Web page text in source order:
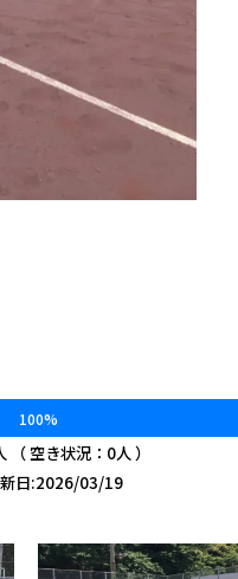
100%
（ 空き状況：0人 ）
日:2026/03/19